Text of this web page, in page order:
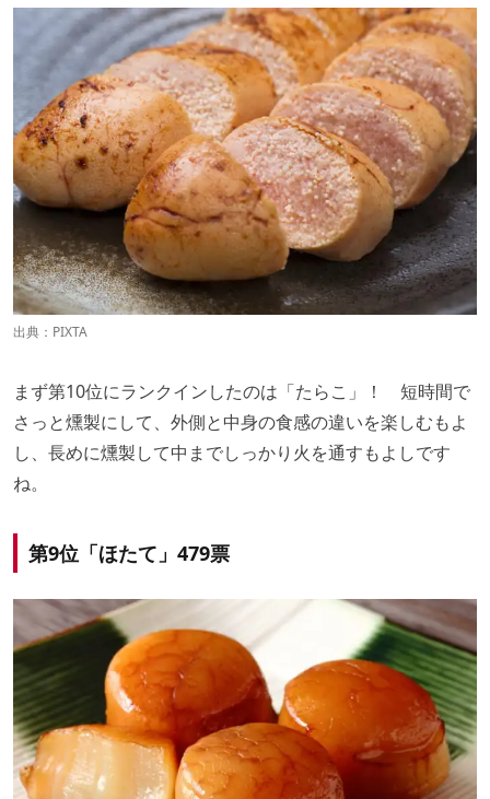
出典：PIXTA
まず第10位にランクインしたのは「たらこ」！ 短時間で
さっと燻製にして、外側と中身の食感の違いを楽しむもよ
し、長めに燻製して中までしっかり火を通すもよしです
ね。
第9位「ほたて」479票